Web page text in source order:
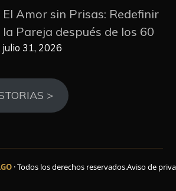
El Amor sin Prisas: Redefinir
la Pareja después de los 60
julio 31, 2026
>
· Todos los derechos reservados.Aviso de